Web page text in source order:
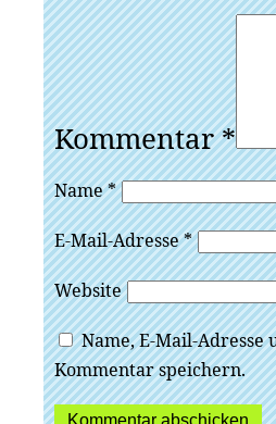
Kommentar*
Name*
E-Mail-Adresse*
Website
Name, E-Mail-
Kommentar speichern.